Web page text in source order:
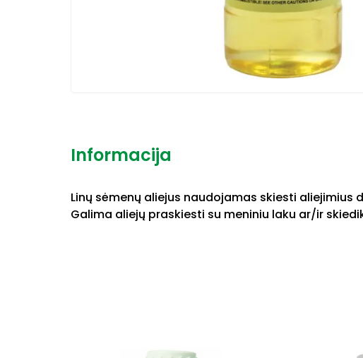
Informacija
Linų sėmenų aliejus naudojamas skiesti
Galima aliejų praskiesti su meniniu laku ar/ir